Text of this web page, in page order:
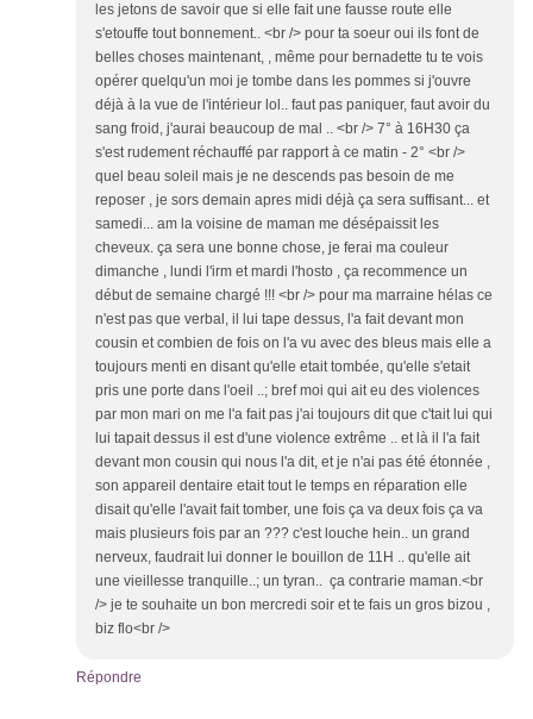
les jetons de savoir que si elle fait une fausse route elle
s'etouffe tout bonnement.. <br /> pour ta soeur oui ils font de
belles choses maintenant, , même pour bernadette tu te vois
opérer quelqu'un moi je tombe dans les pommes si j'ouvre
déjà à la vue de l'intérieur lol.. faut pas paniquer, faut avoir du
sang froid, j'aurai beaucoup de mal .. <br /> 7° à 16H30 ça
s'est rudement réchauffé par rapport à ce matin - 2° <br />
quel beau soleil mais je ne descends pas besoin de me
reposer , je sors demain apres midi déjà ça sera suffisant... et
samedi... am la voisine de maman me désépaissit les
cheveux. ça sera une bonne chose, je ferai ma couleur
dimanche , lundi l'irm et mardi l'hosto , ça recommence un
début de semaine chargé !!! <br /> pour ma marraine hélas ce
n'est pas que verbal, il lui tape dessus, l'a fait devant mon
cousin et combien de fois on l'a vu avec des bleus mais elle a
toujours menti en disant qu'elle etait tombée, qu'elle s'etait
pris une porte dans l'oeil ..; bref moi qui ait eu des violences
par mon mari on me l'a fait pas j'ai toujours dit que c'tait lui qui
lui tapait dessus il est d'une violence extrême .. et là il l'a fait
devant mon cousin qui nous l'a dit, et je n'ai pas été étonnée ,
son appareil dentaire etait tout le temps en réparation elle
disait qu'elle l'avait fait tomber, une fois ça va deux fois ça va
mais plusieurs fois par an ??? c'est louche hein.. un grand
nerveux, faudrait lui donner le bouillon de 11H .. qu'elle ait
une vieillesse tranquille..; un tyran.. ça contrarie maman.<br
/> je te souhaite un bon mercredi soir et te fais un gros bizou ,
biz flo<br />
Répondre